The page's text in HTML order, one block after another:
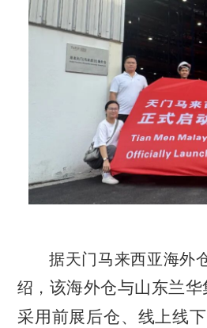
据天门马来西亚海外
绍， 该海外仓与山东兰
采用前展后仓、线上线